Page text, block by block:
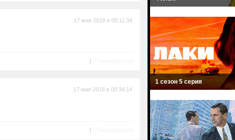
17 мая 2018 в 00:11:34
|
17 мая 2018 в 00:34:14
|
1 сезон 5 серия